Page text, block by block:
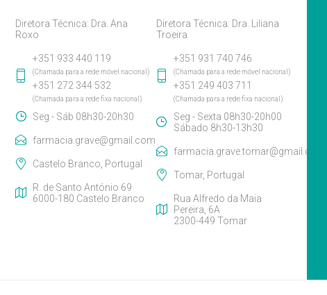
Diretora Técnica: Dra. Ana
Roxo
+351 933 440 119
(Chamada para a rede móvel nacional)
+351 272 344 532
(Chamada para a rede fixa nacional)
Seg - Sáb 08h30-20h30
farmacia.grave@gmail.com
Castelo Branco, Portugal
R. de Santo António 69
6000-180 Castelo Branco
Diretora Técnica: Dra. Liliana
Troeira
+351 931 740 746
(Chamada para a rede móvel nacional)
+351 249 403 711
(Chamada para a rede fixa nacional)
Seg - Sexta 08h30-20h00
Sábado 8h30-13h30
farmacia.grave.tomar@gmail.com
Tomar, Portugal
Rua Alfredo da Maia
Pereira, 6A
2300-449 Tomar